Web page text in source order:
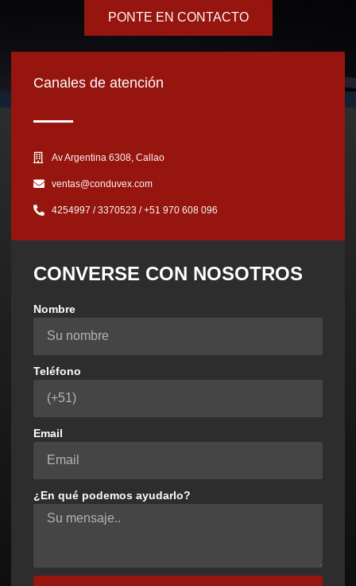
PONTE EN CONTACTO
Canales de atención
Av Argentina 6308, Callao
ventas@conduvex.com
4254997 / 3370523 / ‪+51 970 608 096‬
CONVERSE CON NOSOTROS
Nombre
Teléfono
Email
¿En qué podemos ayudarlo?